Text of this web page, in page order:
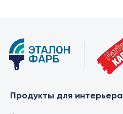
Продукты для интерьера